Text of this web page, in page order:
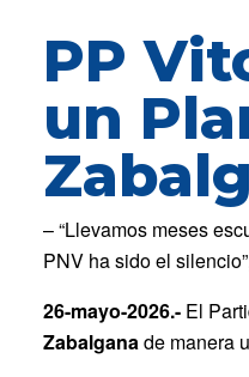
PP
un
– “Llevamos meses
PNV ha sido el
26-mayo-2026.- El
Zabalganade manera